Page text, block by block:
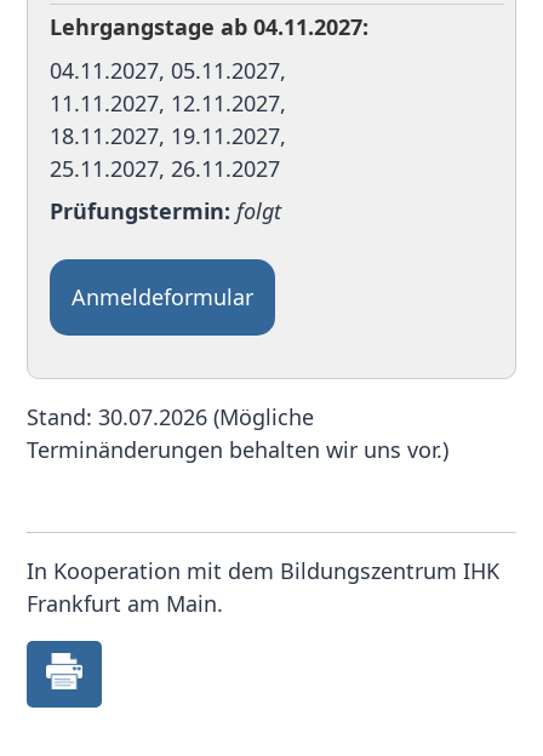
Lehrgangstage ab 04.11.2027:
04.11.2027, 05.11.2027,
11.11.2027, 12.11.2027,
18.11.2027, 19.11.2027,
25.11.2027, 26.11.2027
Prüfungstermin: folgt
Anmeldeformular
Stand: 30.07.2026 (Mögliche
Terminänderungen behalten wir uns vor.)
In Kooperation mit dem Bildungszentrum IHK
Frankfurt am Main.